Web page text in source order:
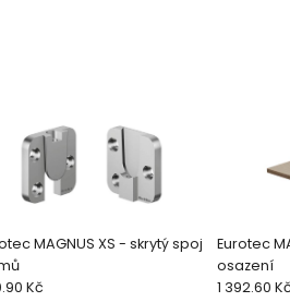
MAGNUS XS - skrytý spoj
Kč
Eurotec
osazení
1 392.60 Kč